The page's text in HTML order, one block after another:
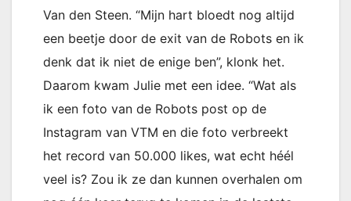
Van den Steen. “Mijn hart bloedt nog altijd
een beetje door de exit van de Robots en ik
denk dat ik niet de enige ben”, klonk het.
Daarom kwam Julie met een idee. “Wat als
ik een foto van de Robots post op de
Instagram van VTM en die foto verbreekt
het record van 50.000 likes, wat echt héél
veel is? Zou ik ze dan kunnen overhalen om